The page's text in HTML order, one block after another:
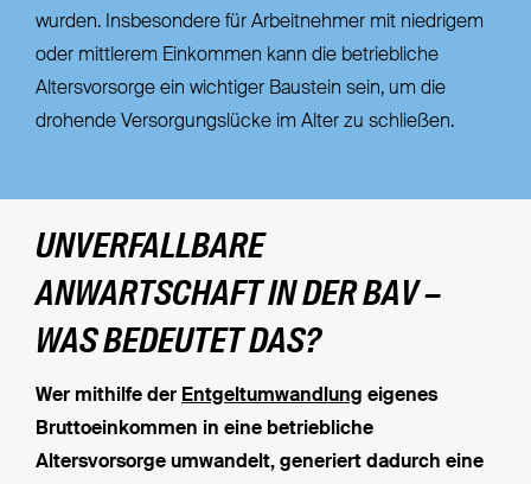
wurden. Insbesondere für Arbeitnehmer mit niedrigem
oder mittlerem Einkommen kann die betriebliche
Altersvorsorge ein wichtiger Baustein sein, um die
drohende Versorgungslücke im Alter zu schließen.
UNVERFALLBARE
ANWARTSCHAFT IN DER BAV –
WAS BEDEUTET DAS?
Wer mithilfe der Entgeltumwandlung eigenes
Bruttoeinkommen in eine betriebliche
Altersvorsorge umwandelt, generiert dadurch eine